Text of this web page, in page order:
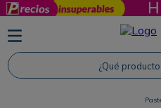
¿Qué producto buscas?
TÉRMINOS MÁS BUSCADOS
1. Protector Solar
2. Shampoo